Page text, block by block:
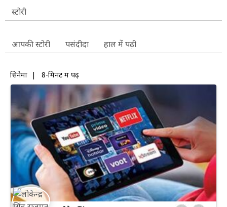
स्टोरी
आपकी स्टोरी पसंदीदा हाल में पढ़ी
सिनेमा | 8-मिनट में पढ़ें